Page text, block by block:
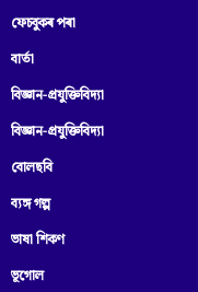
ফেচবুকৰ পৰা
বাৰ্তা
বিজ্ঞান-প্রযুক্তিবিদ্যা
বিজ্ঞান-প্ৰযুক্তিবিদ্যা
বোলছবি
ব্যঙ্গ গল্প
ভাষা শিকণ
ভূগোল